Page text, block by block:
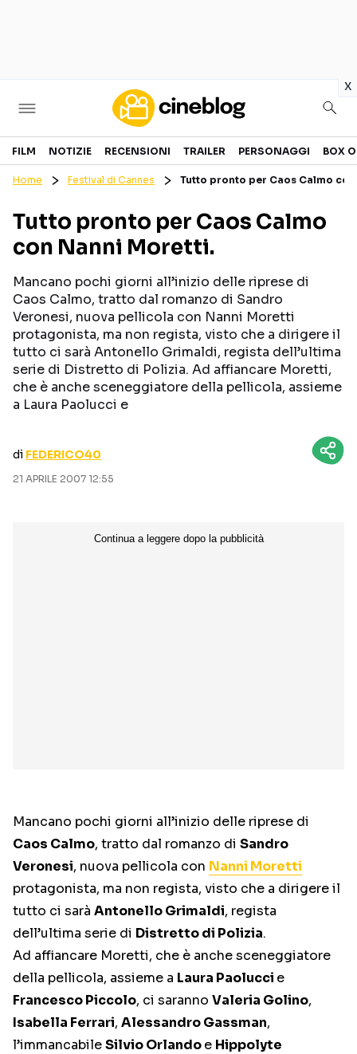
x
Cinema
GENERI
PERSONAGGI
CANALI STREAMING
Categorie
NOTIZIE
CURIOSITÀ
RECENSIONI
TRAILER
BOX OFFICE
FILM NOTIZIE RECENSIONI TRAILER PERSONAGGI BOX
Home Festival di Cannes Tutto pronto per Caos Calmo
Tutto pronto per Caos Calmo
con Nanni Moretti.
Mancano pochi giorni all’inizio delle riprese di
Caos Calmo, tratto dal romanzo di Sandro
Veronesi, nuova pellicola con Nanni Moretti
protagonista, ma non regista, visto che a dirigere il
tutto ci sarà Antonello Grimaldi, regista dell’ultima
serie di Distretto di Polizia. Ad affiancare Moretti,
che è anche sceneggiatore della pellicola, assieme
a Laura Paolucci e
di FEDERICO40
21 APRILE 2007 12:55
Mancano pochi giorni all’inizio delle riprese di
Caos Calmo, tratto dal romanzo di Sandro
Veronesi, nuova pellicola con Nanni Moretti
protagonista, ma non regista, visto che a dirigere il
tutto ci sarà Antonello Grimaldi, regista
dell’ultima serie di Distretto di Polizia.
Ad affiancare Moretti, che è anche sceneggiatore
della pellicola, assieme a Laura Paolucci e
Francesco Piccolo, ci saranno Valeria Golino,
Isabella Ferrari, Alessandro Gassman,
l’immancabileSilvio Orlandoe Hippolyte